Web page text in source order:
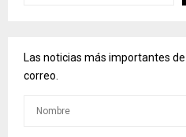
Las noticias más importantes
correo.